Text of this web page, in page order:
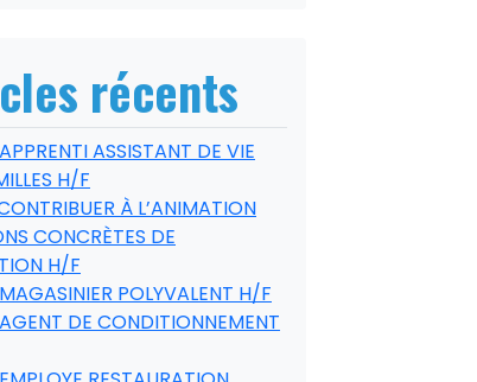
récents
ASSISTANT DE VIE
H/F
À L’ANIMATION
CONCRÈTES DE
H/F
POLYVALENT H/F
DE CONDITIONNEMENT